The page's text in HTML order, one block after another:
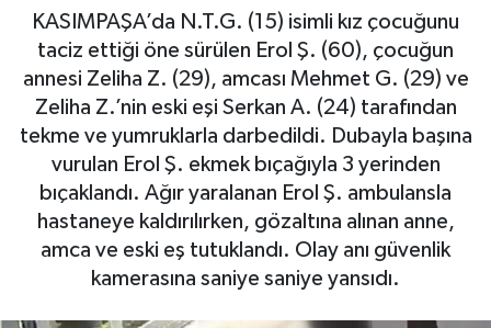
KASIMPAŞA’da N.T.G. (15) isimli kız çocuğunu
taciz ettiği öne sürülen Erol Ş. (60), çocuğun
annesi Zeliha Z. (29), amcası Mehmet G. (29) ve
Zeliha Z.’nin eski eşi Serkan A. (24) tarafından
tekme ve yumruklarla darbedildi. Dubayla başına
vurulan Erol Ş. ekmek bıçağıyla 3 yerinden
bıçaklandı. Ağır yaralanan Erol Ş. ambulansla
hastaneye kaldırılırken, gözaltına alınan anne,
amca ve eski eş tutuklandı. Olay anı güvenlik
kamerasına saniye saniye yansıdı.